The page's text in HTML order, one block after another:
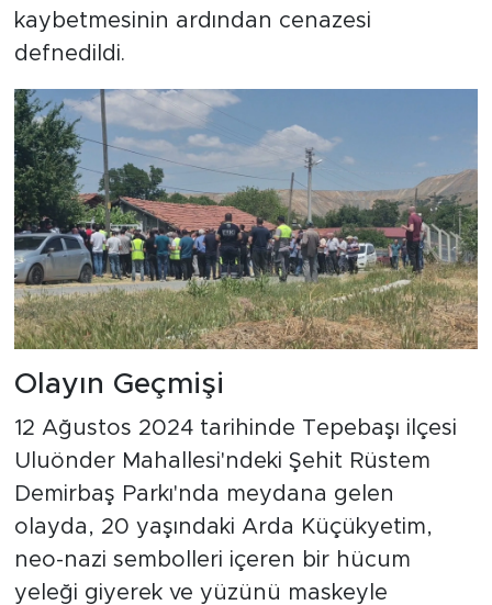
kaybetmesinin ardından cenazesi
defnedildi.
Olayın Geçmişi
12 Ağustos 2024 tarihinde Tepebaşı ilçesi
Uluönder Mahallesi'ndeki Şehit Rüstem
Demirbaş Parkı'nda meydana gelen
olayda, 20 yaşındaki Arda Küçükyetim,
neo-nazi sembolleri içeren bir hücum
yeleği giyerek ve yüzünü maskeyle